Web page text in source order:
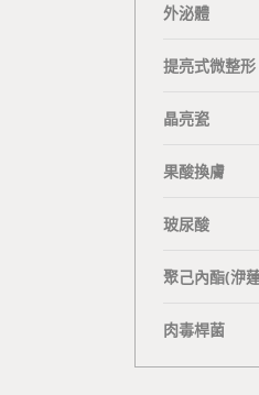
外泌體
提亮式微整形
晶亮瓷
果酸換膚
玻尿酸
聚己內酯(洢
肉毒桿菌